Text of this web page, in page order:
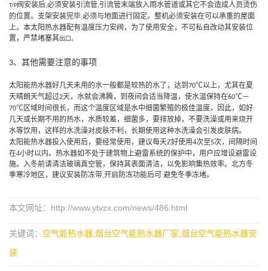
T/P阀安装后,必须安装引流管,引流管末端放入雨水管道或其它不会造成人员烫伤
的位置。支架安装完毕,必须与地面进行固定。整机必须安装在可以承重的屋面
上。本太阳热水器配有温度压力安阀，为了使用安全，不可私自改动其安装位
置，严禁堵塞其出口。
3、其他需要注意的事项
太阳能热水器好几天未用的水一般都是较热的水了，达到 70℃以上，尤其在夏
天晴朗天气超过2天，水就会沸腾，到夜间会适当降温，使水温保持在60℃－
70℃ 区域时间很长，而这个温度区域是水中细菌繁殖的极佳温度，因此，如好
几天或长期不用的热水，水质较差，细菌多，要排放掉，不要洗澡或用来烧开
水等饮用，这样的水洗澡对皮肤不利，长期使用这种水洗澡会引发皮肤病。
太阳能热水器投入使用后，要经常使用，建议每天Z好使用4次至5次 ，间隔时间
在4小时以内。热水器如不处于建筑物上避雷系统的保护中，用户应增设避雷设
施。入冬前请清洁玻璃真空管，保持其表面清洁，以免影响集热效率。北方冬
季寒冷地区，建议安装防冻带,开启防冻功能后可 避免冬季冻堵。
本文网址：http://www.ytvzx.com/news/486.html
关键词： 空气能热水器 烟台空气能热水器厂家 烟台空气能热水器安
装